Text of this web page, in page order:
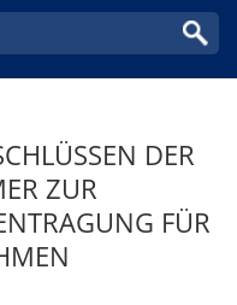
DER
ZUR
FÜR